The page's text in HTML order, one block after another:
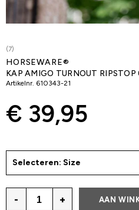
(7)
HORSEWARE®
KAP AMIGO TURNOUT RIPSTOP
Artikelnr. 610343-21
€ 39,95
Selecteren: Size
- + AAN